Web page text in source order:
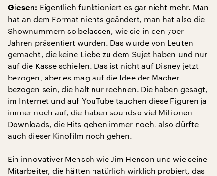
Giesen: Eigentlich funktioniert es gar nicht mehr. Man
hat an dem Format nichts geändert, man hat also die
Shownummern so belassen, wie sie in den 70er-
Jahren präsentiert wurden. Das wurde von Leuten
gemacht, die keine Liebe zu dem Sujet haben und nur
auf die Kasse schielen. Das ist nicht auf Disney jetzt
bezogen, aber es mag auf die Idee der Macher
bezogen sein, die halt nur rechnen. Die haben gesagt,
im Internet und auf YouTube tauchen diese Figuren ja
immer noch auf, die haben soundso viel Millionen
Downloads, die Hits gehen immer noch, also dürfte
auch dieser Kinofilm noch gehen.
Ein innovativer Mensch wie Jim Henson und wie seine
Mitarbeiter, die hätten natürlich wirklich probiert, das